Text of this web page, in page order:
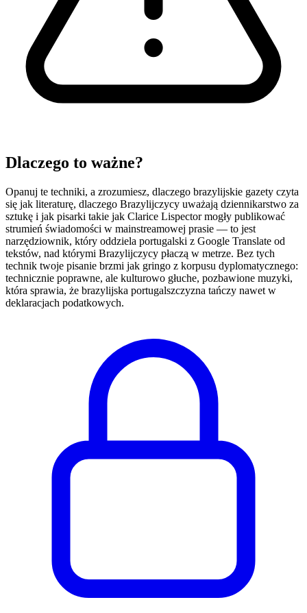
Dlaczego to ważne?
Opanuj te techniki, a zrozumiesz, dlaczego brazylijskie gazety czyta
się jak literaturę, dlaczego Brazylijczycy uważają dziennikarstwo za
sztukę i jak pisarki takie jak Clarice Lispector mogły publikować
strumień świadomości w mainstreamowej prasie — to jest
narzędziownik, który oddziela portugalski z Google Translate od
tekstów, nad którymi Brazylijczycy płaczą w metrze. Bez tych
technik twoje pisanie brzmi jak gringo z korpusu dyplomatycznego:
technicznie poprawne, ale kulturowo głuche, pozbawione muzyki,
która sprawia, że brazylijska portugalszczyzna tańczy nawet w
deklaracjach podatkowych.